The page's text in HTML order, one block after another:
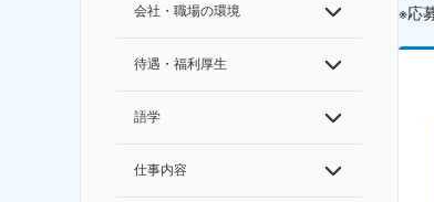
会社・職場の環境
待遇・福利厚生
語学
仕事内容
※応